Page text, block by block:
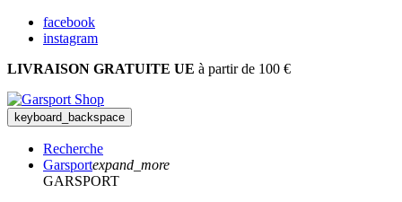
facebook
instagram
LIVRAISON GRATUITE UE à partir de 100 €
keyboard_backspace
Recherche
Garsportexpand_more
GARSPORT